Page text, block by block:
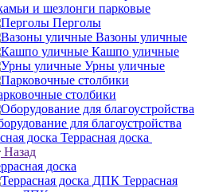
и шезлонги парковые
Перголы
Вазоны уличные
Кашпо уличные
Урны уличные
столбики
для благоустройства
Террасная доска
Назад
доска
Террасная